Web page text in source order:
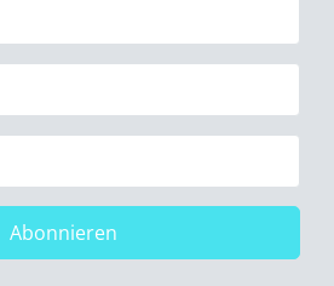
Abonnieren